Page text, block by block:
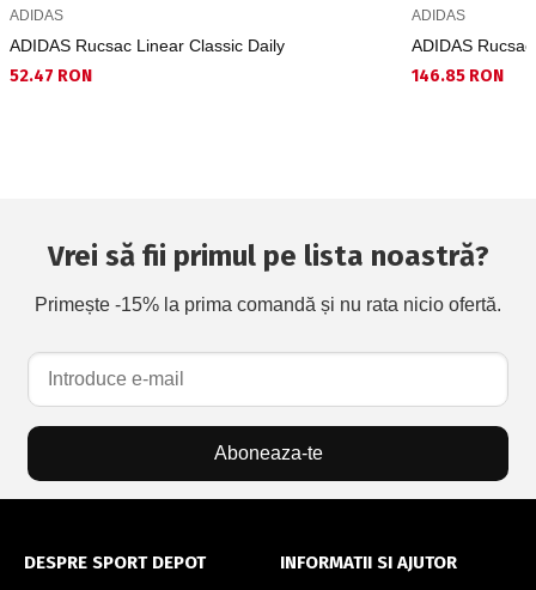
ADIDAS
ADIDAS Rucsac Linear Classic Daily
52.47 RON
ADIDAS
ADIDAS
146.85 RON
Vrei să fii primul pe lista noastră?
Primește -15% la prima comandă și nu rata nicio ofertă.
Aboneaza-te
DESPRE SPORT DEPOT INFORMATII SI AJUTOR